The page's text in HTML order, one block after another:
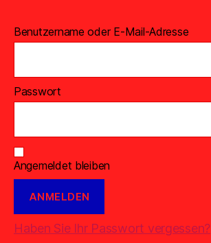
Benutzername oder E-Mail-Adresse
Passwort
Angemeldet bleiben
Haben Sie Ihr Passwort vergessen?